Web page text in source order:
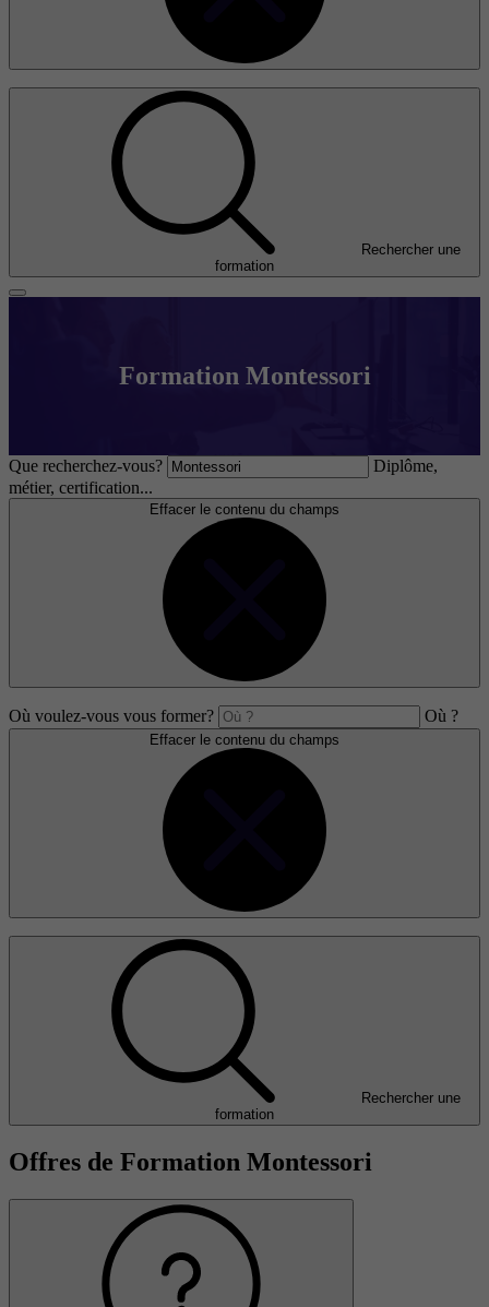
Rechercher une
formation
Formation Montessori
Que recherchez-vous?
Diplôme,
métier, certification...
Effacer le contenu du champs
Où voulez-vous vous former? Où ?
Effacer le contenu du champs
Rechercher une
formation
Offres de Formation Montessori